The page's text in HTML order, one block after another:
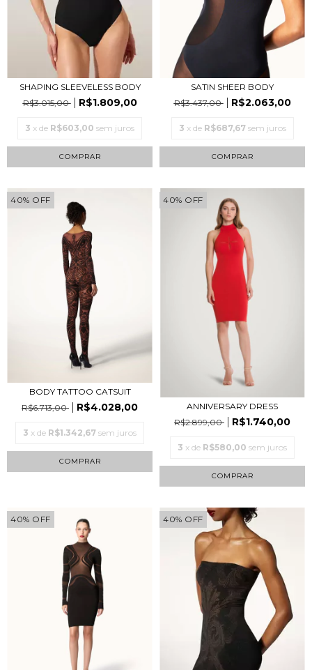
SHAPING SLEEVELESS BODY
R$3.015,00
R$1.809,00
3 x de R$603,00 sem juros
COMPRAR
SATIN SHEER BODY
R$3.437,00
R$2.063,00
3 x de R$687,67 sem juros
COMPRAR
40% OFF
BODY TATTOO CATSUIT
R$6.713,00
R$4.028,00
3 x de R$1.342,67 sem juros
COMPRAR
40% OFF
ANNIVERSARY DRESS
R$2.899,00
R$1.740,00
3 x de R$580,00 sem juros
COMPRAR
40% OFF 40% OFF